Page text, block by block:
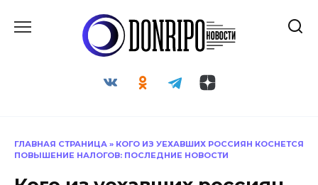
ГЛАВНАЯ СТРАНИЦА » КОГО ИЗ УЕХАВШИХ РОССИЯН КОСНЕТСЯ
ПОВЫШЕНИЕ НАЛОГОВ: ПОСЛЕДНИЕ НОВОСТИ